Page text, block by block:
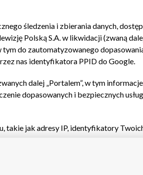
Pomoc Biuro reklamy Kontakt
śledzenia i zbierania danych,
Polską S.A. w likwidacji (zwaną
tym do zautomatyzowanego
nas identyfikatora PPID do Google.
dalej „Portalem”, w tym
dopasowanych i bezpiecznych
takie jak adresy IP, identyfikatory
dostęp do nich, wyboru podstawowych
spersonalizowanych treści, pomiaru